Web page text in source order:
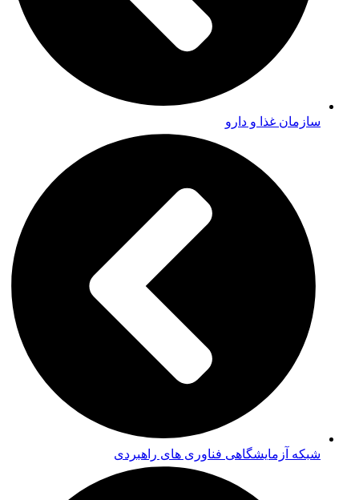
سازمان غذا و دارو
شبکه آزمایشگاهی فناوری های راهبردی